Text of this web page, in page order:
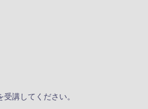
受講してください。